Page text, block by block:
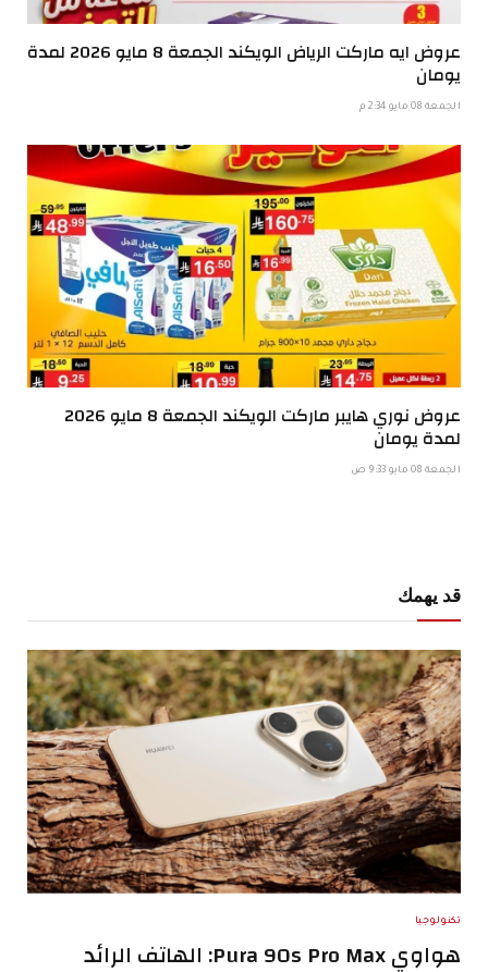
عروض ايه ماركت الرياض الويكند الجمعة 8 مايو 2026 لمدة
يومان
الجمعة 08 مايو 2:34 م
عروض نوري هايبر ماركت الويكند الجمعة 8 مايو 2026
لمدة يومان
الجمعة 08 مايو 9:33 ص
قد يهمك
تكنولوجيا
هواوي Pura 90s Pro Max: الهاتف الرائد